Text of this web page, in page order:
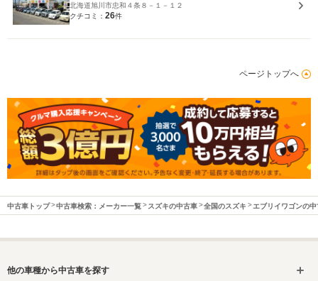
北海道旭川市忠和４条８－１－１２
クチコミ： 26件
ページトップへ
中古車トップ 中古車検索：メーカー一覧 スズキの中古車 全国のスズキ エブリイワゴンの中
他の車種から中古車を探す